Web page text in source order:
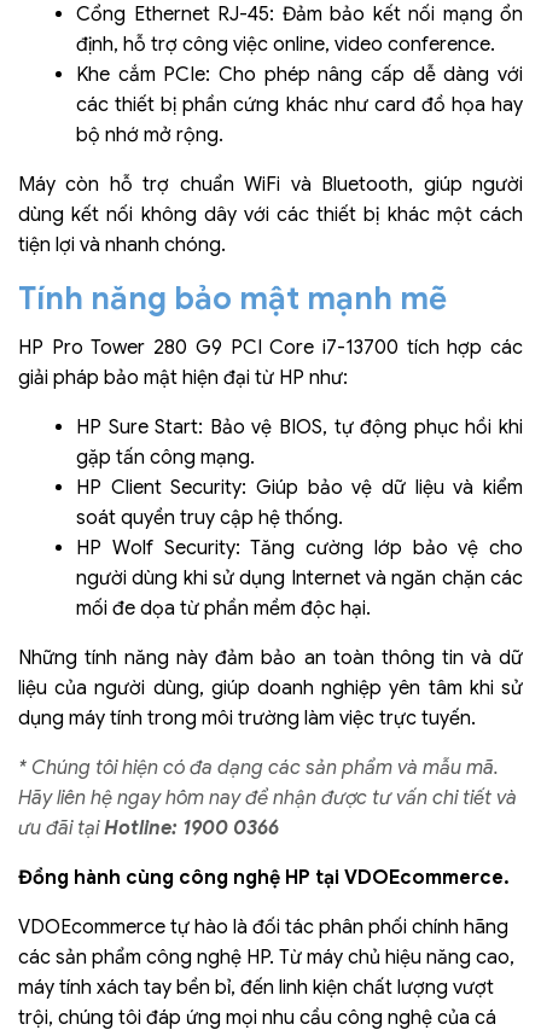
Cổng Ethernet RJ-45: Đảm bảo kết nối mạng ổn
định, hỗ trợ công việc online, video conference.
Khe cắm PCIe: Cho phép nâng cấp dễ dàng với
các thiết bị phần cứng khác như card đồ họa hay
bộ nhớ mở rộng.
Máy còn hỗ trợ chuẩn WiFi và Bluetooth, giúp người
dùng kết nối không dây với các thiết bị khác một cách
tiện lợi và nhanh chóng.
Tính năng bảo mật mạnh mẽ
HP Pro Tower 280 G9 PCI Core i7-13700 tích hợp các
giải pháp bảo mật hiện đại từ HP như:
HP Sure Start: Bảo vệ BIOS, tự động phục hồi khi
gặp tấn công mạng.
HP Client Security: Giúp bảo vệ dữ liệu và kiểm
soát quyền truy cập hệ thống.
HP Wolf Security: Tăng cường lớp bảo vệ cho
người dùng khi sử dụng Internet và ngăn chặn các
mối đe dọa từ phần mềm độc hại.
Những tính năng này đảm bảo an toàn thông tin và dữ
liệu của người dùng, giúp doanh nghiệp yên tâm khi sử
dụng máy tính trong môi trường làm việc trực tuyến.
* Chúng tôi hiện có đa dạng các sản phẩm và mẫu mã.
Hãy liên hệ ngay hôm nay để nhận được tư vấn chi tiết và
ưu đãi tạiHotline: 1900 0366
Đồng hành cùng công nghệ HP tại VDOEcommerce.
VDOEcommerce tự hào là đối tác phân phối chính hãng
các sản phẩm công nghệ HP. Từ máy chủ hiệu năng cao,
máy tính xách tay bền bỉ, đến linh kiện chất lượng vượt
trội, chúng tôi đáp ứng mọi nhu cầu công nghệ của cá